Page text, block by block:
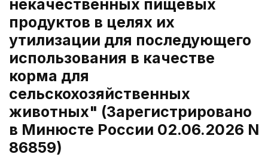
некачественных пищевых
продуктов в целях их
утилизации для последующего
использования в качестве
корма для
сельскохозяйственных
животных" (Зарегистрировано
в Минюсте России 02.06.2026 N
86859)